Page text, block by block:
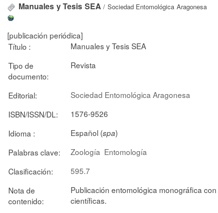
Manuales y Tesis SEA / Sociedad Entomológica Aragonesa
[publicación periódica]
Título :
Manuales y Tesis SEA
Tipo de
documento:
Revista
Editorial:
Sociedad Entomológica Aragonesa
ISBN/ISSN/DL:
1576-9526
Idioma :
Español (spa)
Palabras clave:
Zoología Entomología
Clasificación:
595.7
Nota de
contenido:
Publicación entomológica monográfica
científicas.